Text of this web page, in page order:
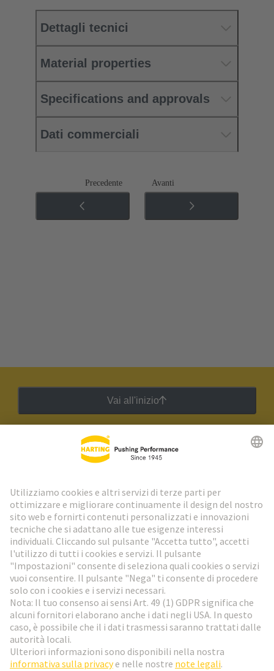
Dettagli tecnici
Material properties
Specifications and approvals
Dati commerciali
Precedente Avanti
Vai all'inizio
Newsletter HARTING
Vai al registrazione
Social Media
Svizzera Italiano